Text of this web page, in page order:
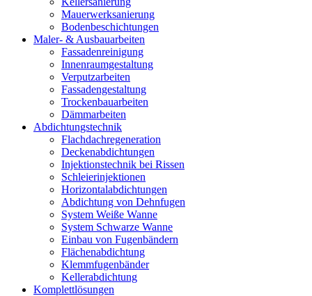
Mauerwerksanierung
Bodenbeschichtungen
Maler- & Ausbauarbeiten
Fassadenreinigung
Innenraumgestaltung
Verputzarbeiten
Fassadengestaltung
Trockenbauarbeiten
Dämmarbeiten
Abdichtungstechnik
Flachdachregeneration
Deckenabdichtungen
Injektionstechnik bei Rissen
Schleierinjektionen
Horizontalabdichtungen
Abdichtung von Dehnfugen
System Weiße Wanne
System Schwarze Wanne
Einbau von Fugenbändern
Flächenabdichtung
Klemmfugenbänder
Kellerabdichtung
Komplettlösungen